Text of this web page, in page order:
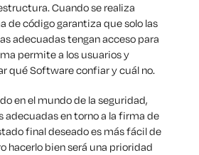
Cuando se realiza
de código garantiza que solo las
adecuadas tengan acceso para
permite a los usuarios y
qué Software confiar y cuál no.
en el mundo de la seguridad,
en torno a la firma de
final deseado es más fácil de
hacerlo bien será una prioridad